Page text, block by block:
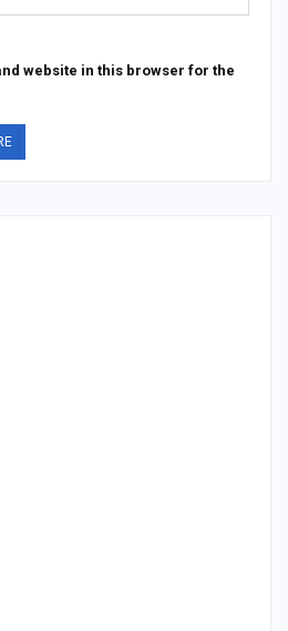
website in this browser for the